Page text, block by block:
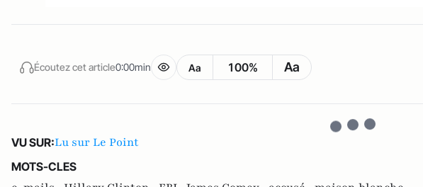
Écoutez cet article0:00min Aa 100% Aa
VU SUR:Lu sur Le Point
MOTS-CLES